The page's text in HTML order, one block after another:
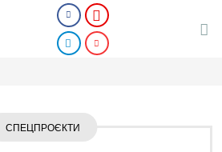
СПЕЦПРОЄКТИ